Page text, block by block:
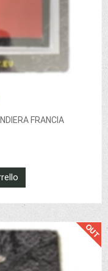
FRANCIA